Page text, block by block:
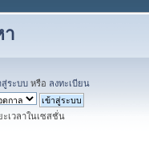
า
สู่ระบบ หรือ ลงทะเบียน
เวลาในเซสชั่น